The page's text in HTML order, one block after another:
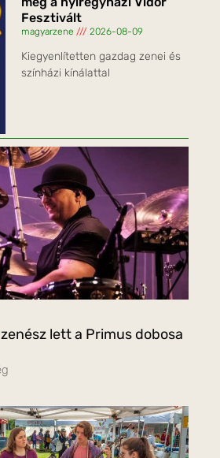
Fesztivált
magyarzene 2026-08-09
Kiegyenlítetten gazdag zenei és
színházi kínálattal
lett a Primus dobosa